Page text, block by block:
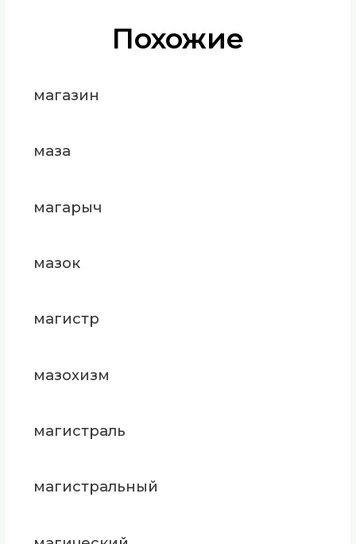
Похожие
магазин
маза
магарыч
мазок
магистр
мазохизм
магистраль
магистральный